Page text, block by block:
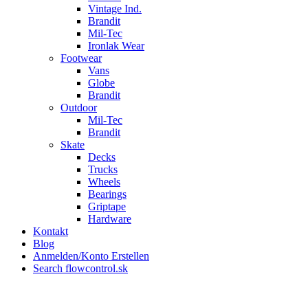
Vintage Ind.
Brandit
Mil-Tec
Ironlak Wear
Footwear
Vans
Globe
Brandit
Outdoor
Mil-Tec
Brandit
Skate
Decks
Trucks
Wheels
Bearings
Griptape
Hardware
Kontakt
Blog
Anmelden/Konto Erstellen
Search flowcontrol.sk